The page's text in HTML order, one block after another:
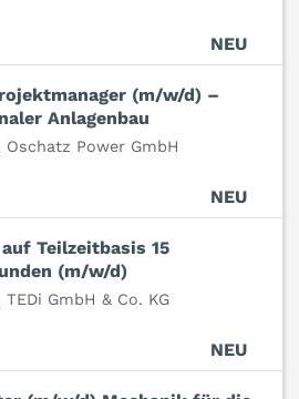
NEU
(m/w/d) –
Anlagenbau
Oschatz Power GmbH
NEU
Teilzeitbasis 15
(m/w/d)
TEDi GmbH & Co. KG
NEU